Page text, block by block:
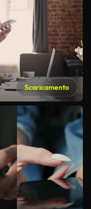
Scaricamento